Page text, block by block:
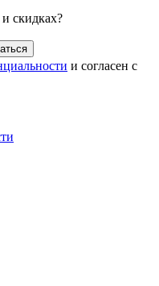
скидках?
и согласен с